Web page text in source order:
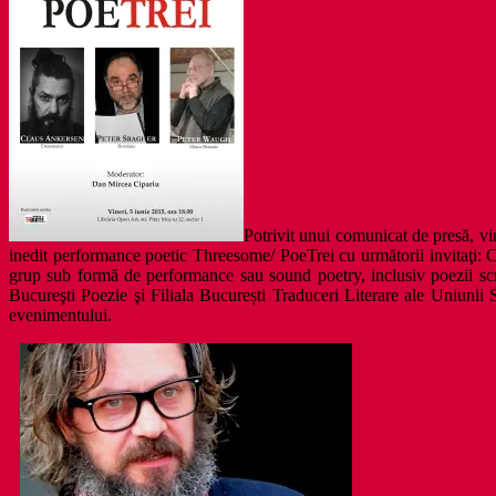
Potrivit unui comunicat de presă,
inedit performance poetic Threesome/ PoeTrei cu următorii invitaţi:
grup sub formă de performance sau sound poetry, inclusiv poezii
Bucureşti Poezie şi Filiala București Traduceri Literare ale
evenimentului.